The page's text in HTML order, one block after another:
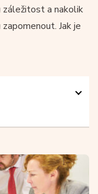
záležitost a nakolik
Jak je